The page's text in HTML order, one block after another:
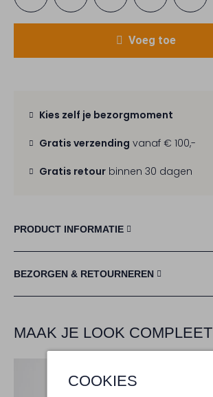
COOKIES
Voeg toe
Kies zelf je bezorgmoment
Gratis verzending vanaf € 100,-
Gratis retour binnen 30 dagen
PRODUCT INFORMATIE
BEZORGEN & RETOURNEREN
MAAK JE LOOK COMPLEET